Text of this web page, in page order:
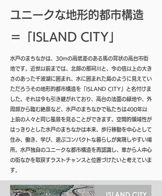
​ユニークな地形的都市構造
＝「ISLAND CITY」
​水戸のまちなかは、30mの高低差のある馬の背状の高台市街
地です。近世以前までは、北部の那珂川と、今の倍以上の大き
さのあった千波湖に囲まれ、水に囲まれた島のように見えてい
ただろうその地形的都市構造を「ISLAND CITY」と名付けま
した。それは今も引き継がれており、高台の法面の緑地や、外
周部から臨む絶景など、水戸のまちなかで私たちは400年以
上前の人々と同じ風景を見ることができます。空間的領域性が
はっきりとした水戸のまちなかは本来、歩行移動を中心として
住み、働き、学び、遊ぶコンパクトな暮らしが実現しやすい場
所。水戸独自のユニークな都市構造を再認識し、車から人中心
の街なかを取戻すラストチャンスと位置づけたいと考えていま
す。